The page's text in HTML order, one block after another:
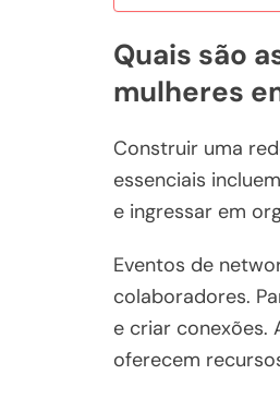
Quais são
mulheres
Construir uma
essenciais
e ingressar em
Eventos de
colaboradores.
e criar conexões.
oferecem